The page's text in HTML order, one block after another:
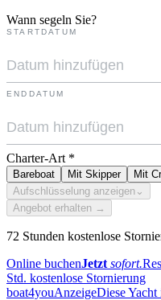
Wann segeln Sie?
STARTDATUM
ENDDATUM
Charter-Art *
Bareboat Mit Skipper
Mit
Aufschlüsselung anzeigen ⌄
Angebot erhalten →
72 Stunden kostenlose
Online buchenJetzt sofort.
Std. kostenlose Stornierung
boat4youAnzeigeDiese